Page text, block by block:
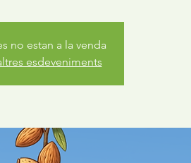
no estan a la venda
esdeveniments